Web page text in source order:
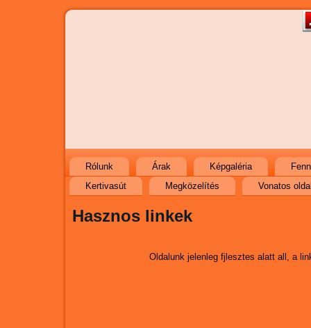
Rólunk Árak Képgaléria
Kertivasút
Megközelítés Vonatos
Hasznos linkek
Oldalunk jelenleg fjlesztes alatt all, a